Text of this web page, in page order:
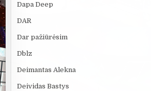
Dapa Deep
DAR
Dar pažiūrėsim
Dblz
Deimantas Alekna
Deividas Bastys